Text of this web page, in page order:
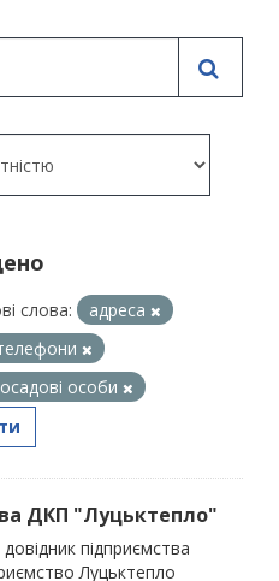
слова:
адреса
особи
ДКП "Луцьктепло"
підприємства
Луцьктепло